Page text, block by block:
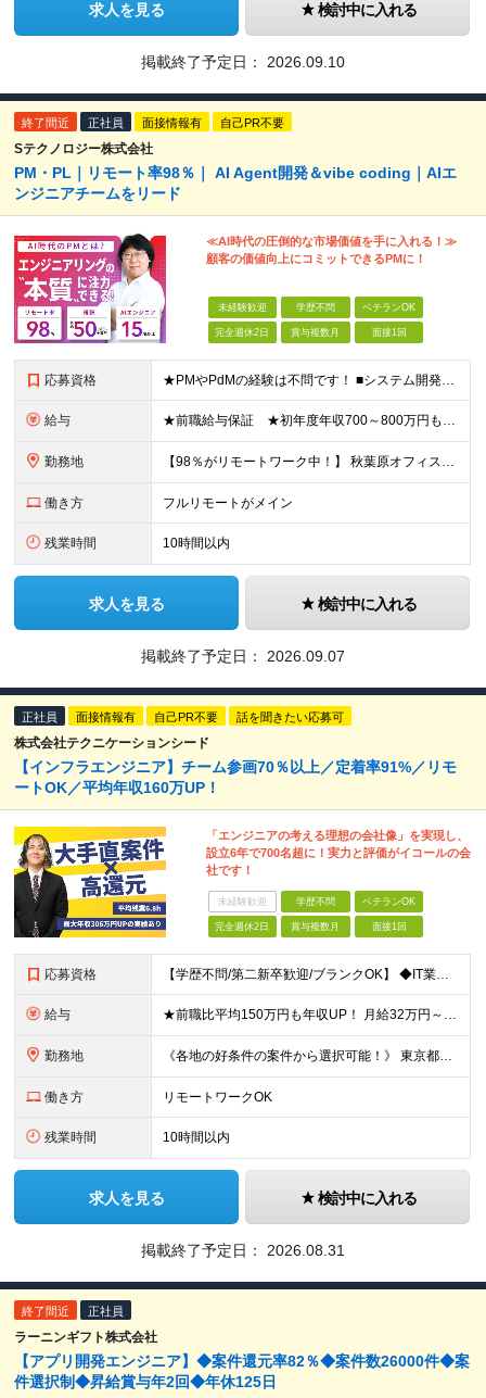
求人を見る 検討中に入れる
掲載終了予定日： 2026.09.10
終了間近 正社員 面接情報有 自己PR不要
Sテクノロジー株式会社
PM・PL｜リモート率98％｜ AI Agent開発＆vibe coding｜AIエ
ンジニアチームをリード
≪AI時代の圧倒的な市場価値を手に入れる！≫
顧客の価値向上にコミットできるPMに！
未経験歓迎 学歴不問 ベテランOK
完全週休2日 賞与複数月 面接1回
応募資格 ★PMやPdMの経験は不問です！ ■システム開発においてリーダーなどマネジメント経験をお持ちの方 ■学歴不問 ≪こんな方はぜびご応募ください≫ □リーダー経験を活かしてステップアップしたい □管理
給与 ★前職給与保証 ★初年度年収700～800万円も可能 月給50万円～90万円＋賞与年2回＋各種手当 ◎スキルや経験などを考慮。前職から給与アップをお約束します！ ◎上記月給には固定残業代30時間分
勤務地 【98％がリモートワーク中！】 秋葉原オフィス、または福岡オフィス ※転勤はありません ＜本社＞ 東京都台東区台東4-14-7 日警東京ビル5F ＜福岡営業所＞ 福岡県福岡市博多区博多駅前1-2
働き方 フルリモートがメイン
残業時間 10時間以内
求人を見る 検討中に入れる
掲載終了予定日： 2026.09.07
正社員 面接情報有 自己PR不要 話を聞きたい応募可
株式会社テクニケーションシード
【インフラエンジニア】チーム参画70％以上／定着率91%／リモ
ートOK／平均年収160万UP！
「エンジニアの考える理想の会社像」を実現し、
設立6年で700名超に！実力と評価がイコールの会
社です！
未経験歓迎 学歴不問 ベテランOK
完全週休2日 賞与複数月 面接1回
応募資格 【学歴不問/第二新卒歓迎/ブランクOK】 ◆IT業界での何らかの実務経験を半年以上お持ちの方 ※経験した工程・使用製品などは不問です。 ◆学歴不問
給与 ★前職比平均150万円も年収UP！ 月給32万円～67万円＋決算賞与 ※上記には、30時間分（5万7千円～12万1千円）の固定残業代が含まれています。 ◇超過分は別途支給 ◇試用期間3ヶ月（期間中の
勤務地 《各地の好条件の案件から選択可能！》 東京都、神奈川県、千葉県、埼玉県、大阪府、愛知県、福岡県の各プロジェクト先 ※希望を最大限考慮 ※リモート案件あり ※転居を伴う転勤なし ※U・Iターンも歓迎
働き方 リモートワークOK
残業時間 10時間以内
求人を見る 検討中に入れる
掲載終了予定日： 2026.08.31
終了間近 正社員
ラーニンギフト株式会社
【アプリ開発エンジニア】◆案件還元率82％◆案件数26000件◆案
件選択制◆昇給賞与年2回◆年休125日